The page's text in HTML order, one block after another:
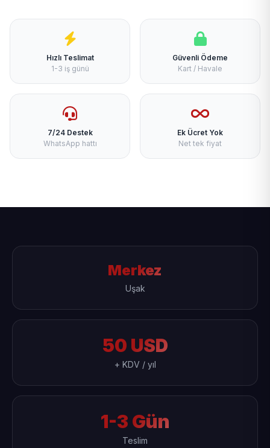
Hızlı Teslimat
1-3 iş günü
Güvenli Ödeme
Kart / Havale
7/24 Destek
WhatsApp hattı
Ek Ücret Yok
Net tek fiyat
Merkez
Uşak
50 USD
+ KDV / yıl
1-3 Gün
Teslim